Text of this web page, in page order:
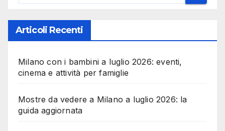
Articoli Recenti
Milano con i bambini a luglio 2026: eventi,
cinema e attività per famiglie
Mostre da vedere a Milano a luglio 2026: la
guida aggiornata